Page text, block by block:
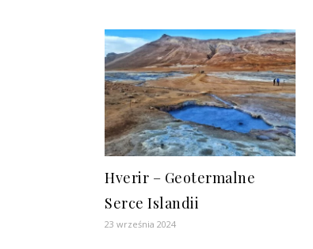
Hverir – Geotermalne
Serce Islandii
23 września 2024